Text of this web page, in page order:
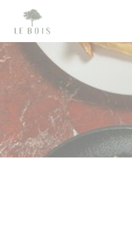
Personalizzazione delle tue